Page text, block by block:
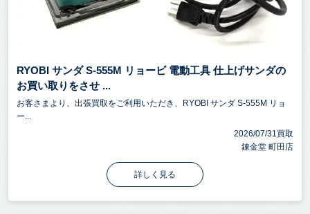
RYOBI サンダ S-555M リョービ 電動工具 仕上げサンダの
お買い取りをさせ ...
お客さまより、出張買取をご利用いただき、RYOBI サンダ S-555M リョ
ー...
2026/07/31買取
錬金堂 町田店
詳しく見る